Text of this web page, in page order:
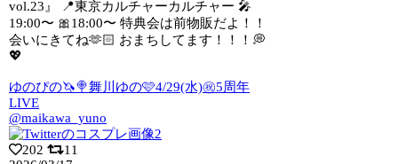
vol.23』 📍東京カルチャーカルチャー 🎤
19:00〜 🎀18:00〜 特典会は前物販だよ！！
会いにきてね🫶🏻 おまちしてます！！！💭
💖
ゆのぴの🦄🍭舞川ゆの🩷4/29(水)㊗5周年
LIVE
@maikawa_yuno
202
11